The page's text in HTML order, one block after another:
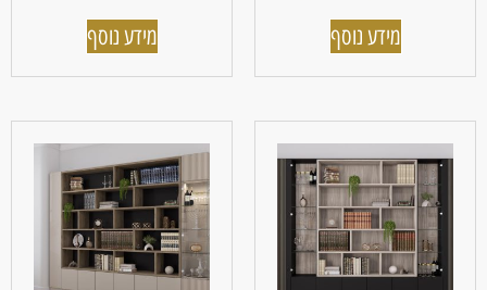
מידע נוסף מידע נוסף